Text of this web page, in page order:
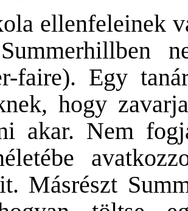
ellenfeleinek
faire). Egy
hogy
akar. Nem
Másrészt